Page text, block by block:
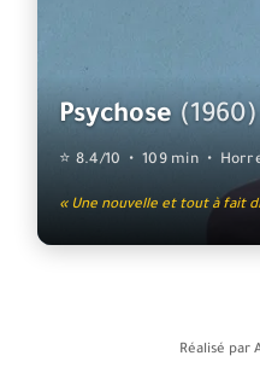
Psychose (1960)
⭐ 8.4/10 • 109 min •
« Une nouvelle et tout à fait
Réalisé par